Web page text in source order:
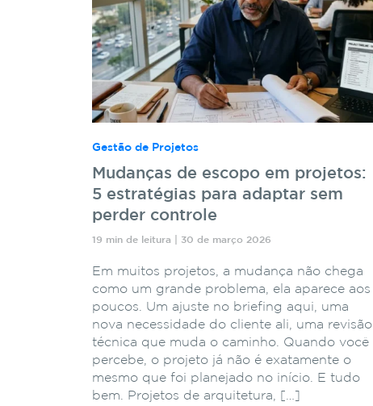
Gestão de Projetos
Mudanças de escopo em projetos:
5 estratégias para adaptar sem
perder controle
19 min de leitura | 30 de março 2026
Em muitos projetos, a mudança não chega
como um grande problema, ela aparece aos
poucos. Um ajuste no briefing aqui, uma
nova necessidade do cliente ali, uma revisão
técnica que muda o caminho. Quando você
percebe, o projeto já não é exatamente o
mesmo que foi planejado no início. E tudo
bem. Projetos de arquitetura, […]